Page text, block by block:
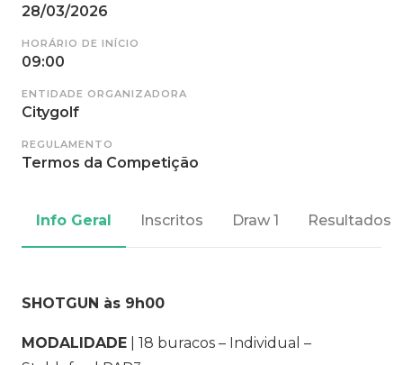
28/03/2026
HORÁRIO DE INÍCIO
09:00
ENTIDADE ORGANIZADORA
Citygolf
REGULAMENTO
Termos da Competição
Info Geral Inscritos Draw 1 Resultados
SHOTGUN às 9h00
MODALIDADE
| 18 buracos – Individual –